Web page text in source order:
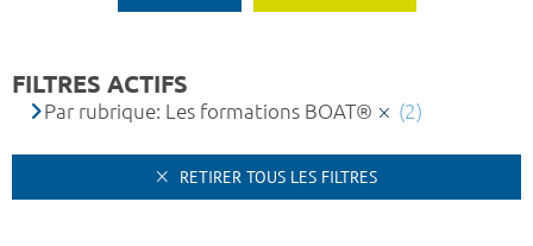
FILTRES ACTIFS
Par rubrique: Les formations BOAT® (2)
RETIRER TOUS LES FILTRES